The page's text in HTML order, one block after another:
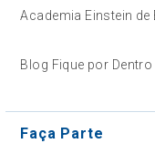
Academia Einstein de
Blog Fique por Dentro
Faça Parte